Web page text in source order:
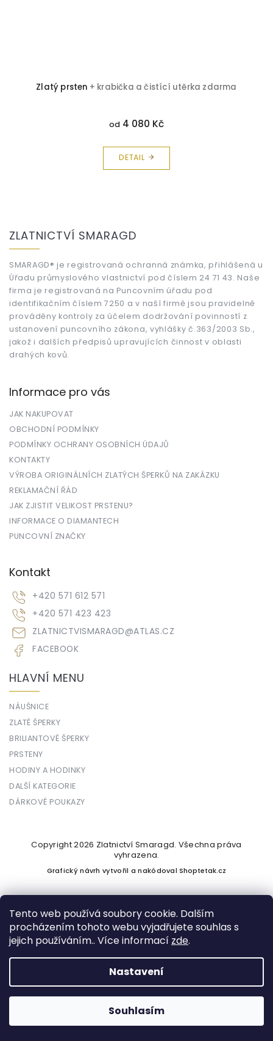
Tento web používá soubory cookie. Dalším
procházením tohoto webu vyjadřujete souhlas s
jejich používáním.. Více informací zde.
Nastavení
Souhlasím
Zlatý prsten + krabička a čistící utěrka zdarma
od 4 080 Kč
DETAIL
ZLATNICTVÍ SMARAGD
SMARAGD® je registrovaná ochranná známka, přihlášená u
Úřadu průmyslového vlastnictví pod číslem 24 71 43. Naše
firma je registrovaná na Puncovním úřadu pod
identifikačním číslem 7250 a v naší firmě jsou pravidelně
prováděny kontroly za účelem dodržování povinností z
ustanovení puncovního zákona, vyhlášky č.363/2003 Sb.,
jakož i dalších předpisů upravujících činnost v oblasti
drahých kovů.
Informace pro vás
JAK NAKUPOVAT
OBCHODNÍ PODMÍNKY
PODMÍNKY OCHRANY OSOBNÍCH ÚDAJŮ
KONTAKTY
VÝROBA ORIGINÁLNÍCH ZLATÝCH ŠPERKŮ NA ZAKÁZKU
REKLAMAČNÍ ŘÁD
JAK ZJISTIT VELIKOST PRSTENU?
INFORMACE O DIAMANTECH
PUNCOVNÍ ZNAČKY
Kontakt
ZLATNICTVISMARAGD@ATLAS.CZ
+420 571 612 571
+420 571 423 423
FACEBOOK
HLAVNÍ MENU
NÁUŠNICE
ZLATÉ ŠPERKY
BRILIANTOVÉ ŠPERKY
PRSTENY
HODINY A HODINKY
DALŠÍ KATEGORIE
DÁRKOVÉ POUKAZY
Vytvořil Shoptet
Copyright 2026 Zlatnictví Smaragd. Všechna práva
vyhrazena.
Grafický návrh vytvořil a nakódovalShoptetak.cz
Podle zákona o evidenci tržeb je prodávající povinen vystavit
kupujícímu účtenku. Zároveň je povinen zaevidovat přijatou
tržbu u správce daně online; v případě technického výpadku
pak nejpozději do 48 hodin.